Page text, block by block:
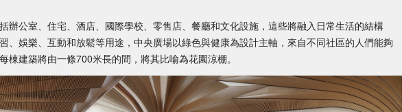
辦公室、住宅、酒店、國際學校、零售店、餐廳和文化設施，這些將融入日常生活的結構
、娛樂、互動和放鬆等用途，中央廣場以綠色與健康為設計主軸，來自不同社區的人們能夠
棟建築將由一條700米長的間，將其比喻為花園涼棚。